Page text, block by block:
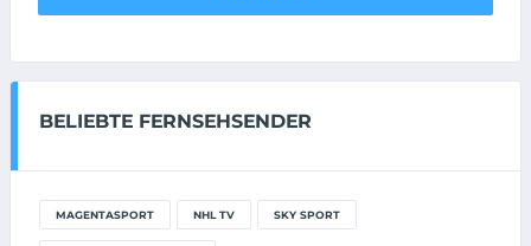
BELIEBTE FERNSEHSENDER
MAGENTASPORT NHL TV SKY SPORT